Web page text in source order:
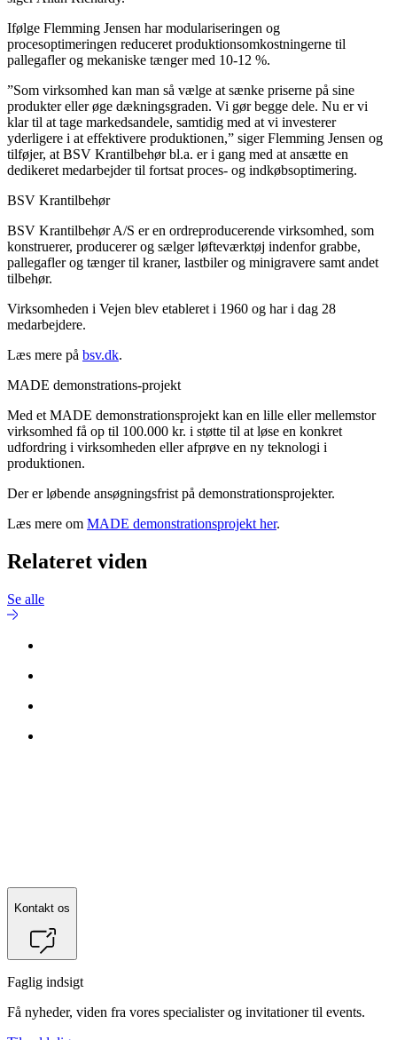
Ifølge Flemming Jensen har modulariseringen og
procesoptimeringen reduceret produktionsomkostningerne til
pallegafler og mekaniske tænger med 10-12 %.
”Som virksomhed kan man så vælge at sænke priserne på sine
produkter eller øge dækningsgraden. Vi gør begge dele. Nu er vi
klar til at tage markedsandele, samtidig med at vi investerer
yderligere i at effektivere produktionen,” siger Flemming Jensen og
tilføjer, at BSV Krantilbehør bl.a. er i gang med at ansætte en
dedikeret medarbejder til fortsat proces- og indkøbsoptimering.
BSV Krantilbehør
BSV Krantilbehør A/S er en ordreproducerende virksomhed, som
konstruerer, producerer og sælger løfteværktøj indenfor grabbe,
pallegafler og tænger til kraner, lastbiler og minigravere samt andet
tilbehør.
Virksomheden i Vejen blev etableret i 1960 og har i dag 28
medarbejdere.
Læs mere på bsv.dk.
MADE demonstrations-projekt
Med et MADE demonstrationsprojekt kan en lille eller mellemstor
virksomhed få op til 100.000 kr. i støtte til at løse en konkret
udfordring i virksomheden eller afprøve en ny teknologi i
produktionen.
Der er løbende ansøgningsfrist på demonstrationsprojekter.
Læs mere om MADE demonstrationsprojekt her.
Relateret viden
Se alle
Kontakt os
Faglig indsigt
Få nyheder, viden fra vores specialister og invitationer til events.